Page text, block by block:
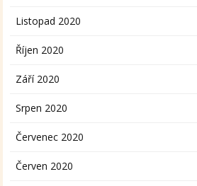
Listopad 2020
Říjen 2020
Září 2020
Srpen 2020
Červenec 2020
Červen 2020